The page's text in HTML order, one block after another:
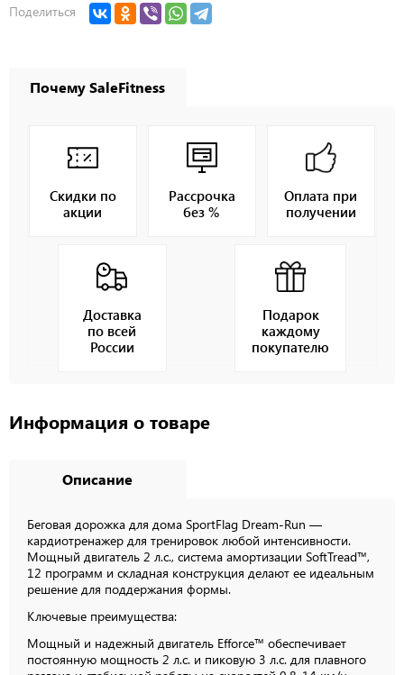
Поделиться
Почему SaleFitness
Скидки по
акции
Рассрочка
без %
Оплата при
получении
Доставка
по всей
России
Подарок
каждому
покупателю
Информация о товаре
Описание
Беговая дорожка для дома SportFlag Dream-Run —
кардиотренажер для тренировок любой интенсивности.
Мощный двигатель 2 л.с., система амортизации SoftTread™,
12 программ и складная конструкция делают ее идеальным
решение для поддержания формы.
Ключевые преимущества:
Мощный и надежный двигатель Efforce™ обеспечивает
постоянную мощность 2 л.с. и пиковую 3 л.с. для плавного